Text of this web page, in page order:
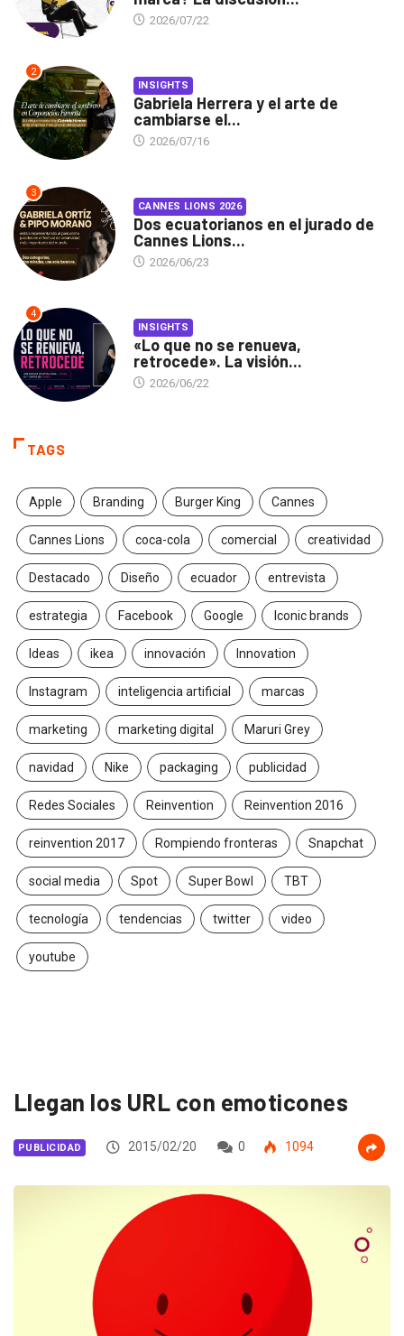
2026/07/22
2
INSIGHTS
Gabriela Herrera y el arte de
cambiarse el...
2026/07/16
3
CANNES LIONS 2026
Dos ecuatorianos en el jurado de
Cannes Lions...
2026/06/23
4
INSIGHTS
«Lo que no se renueva,
retrocede». La visión...
2026/06/22
TAGS
Apple Branding Burger King Cannes
Cannes Lions coca-cola comercial creatividad
Destacado Diseño ecuador entrevista
estrategia Facebook Google Iconic brands
Ideas ikea innovación Innovation
Instagram inteligencia artificial marcas
marketing marketing digital Maruri Grey
navidad Nike packaging publicidad
Redes Sociales Reinvention Reinvention 2016
reinvention 2017 Rompiendo fronteras Snapchat
social media Spot Super Bowl TBT
tecnología tendencias twitter video
youtube
Llegan los URL con emoticones
PUBLICIDAD 2015/02/20 0 1094